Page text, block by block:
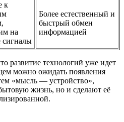
к
на
сигналы
Более естественный и
быстрый обмен
информацией
развитие технологий уже идет
можно ожидать появления
«мысль — устройство»,
жизнь, но и сделают её